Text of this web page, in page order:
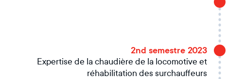
2nd semestre 2023
Expertise de la chaudière de la locomotive et
réhabilitation des surchauffeurs